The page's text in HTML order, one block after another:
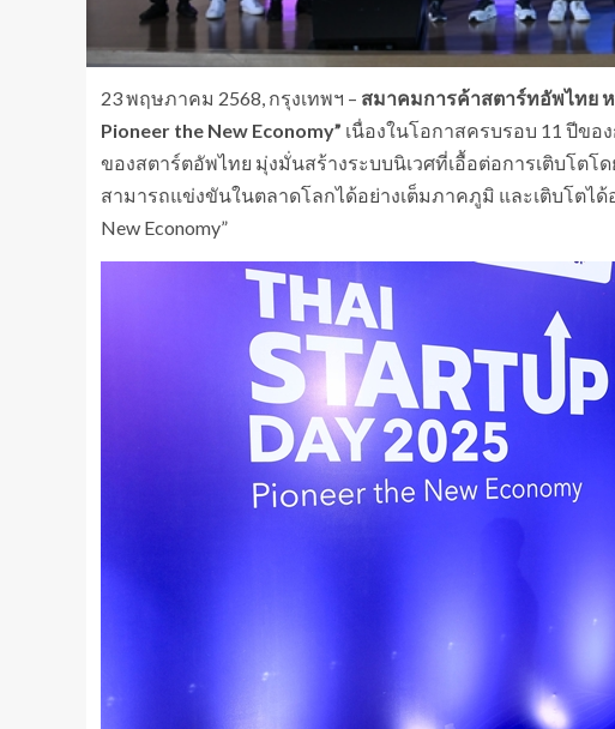
23 พฤษภาคม 2568, กรุงเทพฯ – สมาคมการค้าสตาร์ทอัพไทย ห
Pioneer the New Economy” เนื่องในโอกาสครบรอบ 11 ปีข
ของสตาร์ตอัพไทย มุ่งมั่นสร้างระบบนิเวศที่เอื้อต่อการเติบโต
สามารถแข่งขันในตลาดโลกได้อย่างเต็มภาคภูมิ และเติบโตไ
New Economy”